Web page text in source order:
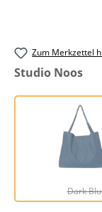
Zum Merkzettel
auswählen
Studio Noos
Dark